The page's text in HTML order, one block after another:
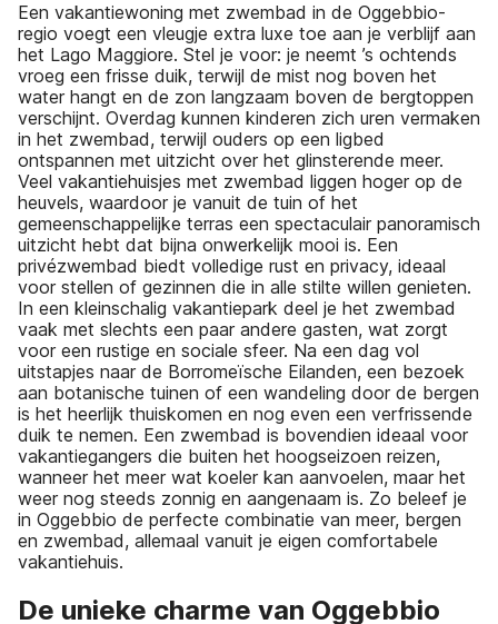
Een vakantiewoning met zwembad in de Oggebbio-
regio voegt een vleugje extra luxe toe aan je verblijf aan
het Lago Maggiore. Stel je voor: je neemt ’s ochtends
vroeg een frisse duik, terwijl de mist nog boven het
water hangt en de zon langzaam boven de bergtoppen
verschijnt. Overdag kunnen kinderen zich uren vermaken
in het zwembad, terwijl ouders op een ligbed
ontspannen met uitzicht over het glinsterende meer.
Veel vakantiehuisjes met zwembad liggen hoger op de
heuvels, waardoor je vanuit de tuin of het
gemeenschappelijke terras een spectaculair panoramisch
uitzicht hebt dat bijna onwerkelijk mooi is. Een
privézwembad biedt volledige rust en privacy, ideaal
voor stellen of gezinnen die in alle stilte willen genieten.
In een kleinschalig vakantiepark deel je het zwembad
vaak met slechts een paar andere gasten, wat zorgt
voor een rustige en sociale sfeer. Na een dag vol
uitstapjes naar de Borromeïsche Eilanden, een bezoek
aan botanische tuinen of een wandeling door de bergen
is het heerlijk thuiskomen en nog even een verfrissende
duik te nemen. Een zwembad is bovendien ideaal voor
vakantiegangers die buiten het hoogseizoen reizen,
wanneer het meer wat koeler kan aanvoelen, maar het
weer nog steeds zonnig en aangenaam is. Zo beleef je
in Oggebbio de perfecte combinatie van meer, bergen
en zwembad, allemaal vanuit je eigen comfortabele
vakantiehuis.
De unieke charme van Oggebbio